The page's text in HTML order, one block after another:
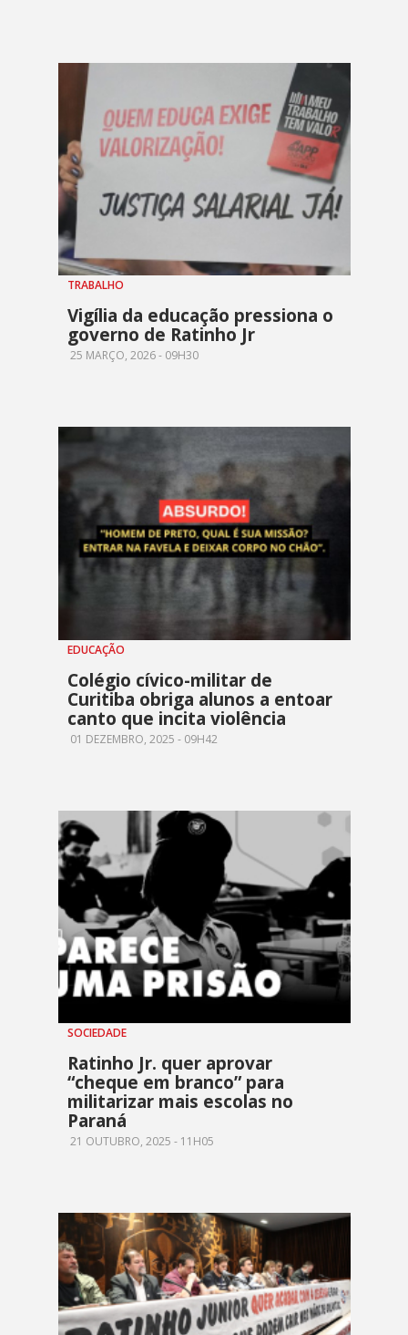
TRABALHO
Vigília da educação pressiona o
governo de Ratinho Jr
25 MARÇO, 2026 - 09H30
EDUCAÇÃO
Colégio cívico-militar de
Curitiba obriga alunos a entoar
canto que incita violência
01 DEZEMBRO, 2025 - 09H42
SOCIEDADE
Ratinho Jr. quer aprovar
“cheque em branco” para
militarizar mais escolas no
Paraná
21 OUTUBRO, 2025 - 11H05